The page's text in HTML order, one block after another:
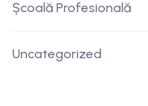
Școală Profesională
Uncategorized